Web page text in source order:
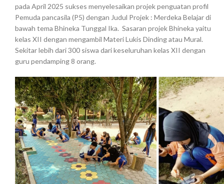
pada April 2025 sukses menyelesaikan projek penguatan profil
Pemuda pancasila (P5) dengan Judul Projek : Merdeka Belajar di
bawah tema Bhineka Tunggal Ika. Sasaran projek Bhineka yaitu
kelas XII dengan mengambil Materi Lukis Dinding atau Mural.
Sekitar lebih dari 300 siswa dari keseluruhan kelas XII dengan
guru pendamping 8 orang.